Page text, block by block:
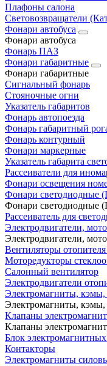
Плафоны салона
Световозвращатели
Фонари автобуса
Фонари автобуса
Фонарь ПАЗ
Фонари габаритные
Фонари габаритные
Сигнальный фонарь
Стояночные огни
Указатель габаритов
Фонарь автопоезда
Фонарь габаритный
Фонарь контурный
Фонари маркерные
Указатель габарита
Рассеиватели для
Фонари освещения
Фонари светодиодные
Фонари светодиодные
Рассеиватель для
Электродвигатели,
Электродвигатели,
Вентиляторы отопителя
Моторедукторы
Салонный вентилятор
Электродвигатели
Электромагниты, кэмы,
Электромагниты, кэмы,
Клапаны
Клапаны
Блок
Контакторы
Электромагниты